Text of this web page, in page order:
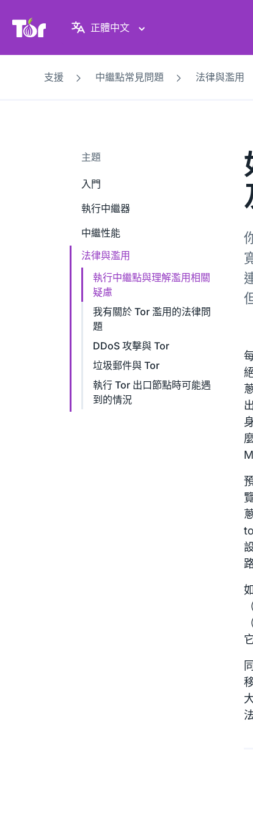
Tor Project 網站
正體中文
支援 中繼點常見問題 法律與濫用
主題
入門
執行中繼器
中繼性能
法律與濫用
執行中繼點與理解濫用相關
疑慮
我有關於 Tor 濫用的法律問
題
DDoS 攻擊與 Tor
垃圾郵件與 Tor
執行 Tor 出口節點時可能遇
到的情況